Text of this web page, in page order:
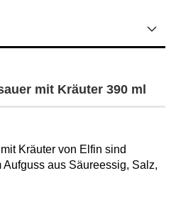
mit Kräuter 390 ml
Kräuter von Elfin sind
aus Säureessig, Salz,